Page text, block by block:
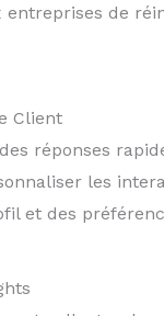
de
Client
réponses
les
et des